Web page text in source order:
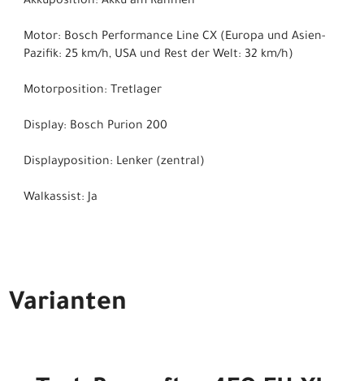
Motor: Bosch Performance Line CX (Europa und Asien-
Pazifik: 25 km/h, USA und Rest der Welt: 32 km/h)
Motorposition: Tretlager
Display: Bosch Purion 200
Displayposition: Lenker (zentral)
Walkassist: Ja
Varianten